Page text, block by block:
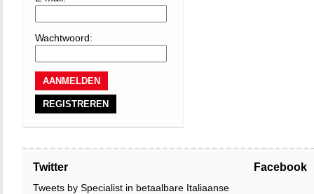
Wachtwoord:
REGISTREREN
Twitter
Tweets by Specialist in betaalbare Italiaanse
Facebook